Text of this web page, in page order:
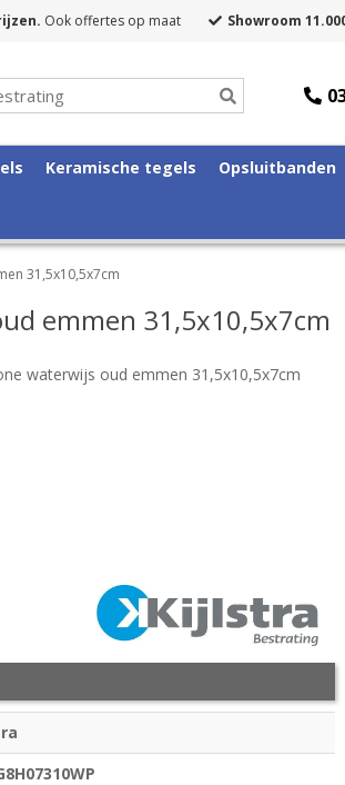
Ook offertes op maat Showroom
Keramische tegels Opsluitbanden
31,5x10,5x7cm
emmen 31,5x10,5x7cm
waterwijs oud emmen 31,5x10,5x7cm